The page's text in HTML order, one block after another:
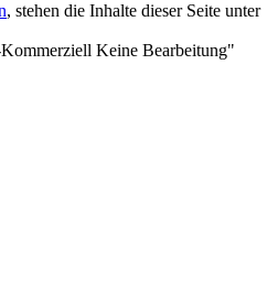
, stehen die Inhalte dieser Seite unter